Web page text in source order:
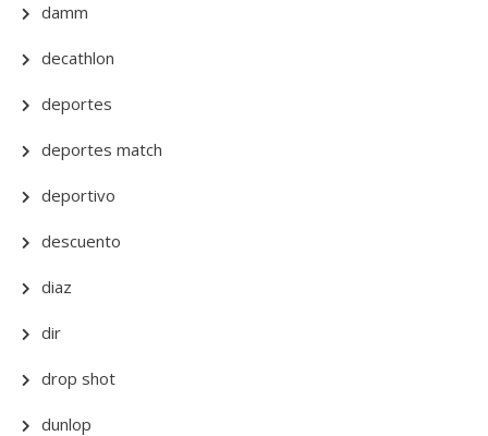
damm
decathlon
deportes
deportes match
deportivo
descuento
diaz
dir
drop shot
dunlop